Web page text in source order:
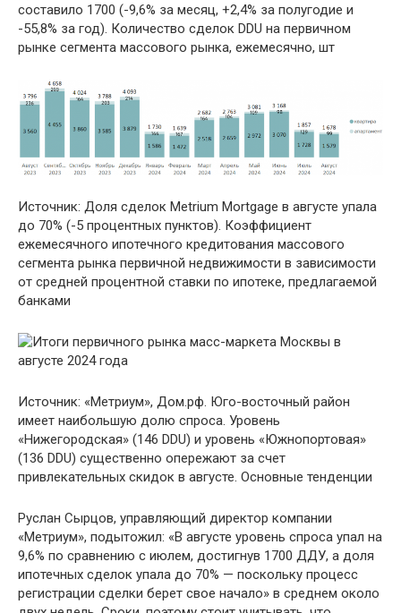
составило 1700 (-9,6% за месяц, +2,4% за полугодие и
-55,8% за год). Количество сделок DDU на первичном
рынке сегмента массового рынка, ежемесячно, шт
Источник: Доля сделок Metrium Mortgage в августе упала
до 70% (-5 процентных пунктов). Коэффициент
ежемесячного ипотечного кредитования массового
сегмента рынка первичной недвижимости в зависимости
от средней процентной ставки по ипотеке, предлагаемой
банками
Источник: «Метриум», Дом.рф. Юго-восточный район
имеет наибольшую долю спроса. Уровень
«Нижегородская» (146 DDU) и уровень «Южнопортовая»
(136 DDU) существенно опережают за счет
привлекательных скидок в августе. Основные тенденции
Руслан Сырцов, управляющий директор компании
«Метриум», подытожил: «В августе уровень спроса упал на
9,6% по сравнению с июлем, достигнув 1700 ДДУ, а доля
ипотечных сделок упала до 70% — поскольку процесс
регистрации сделки берет свое начало» в среднем около